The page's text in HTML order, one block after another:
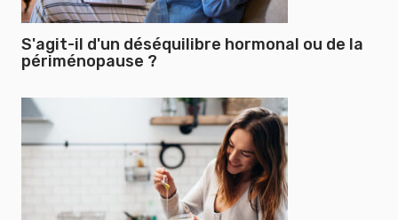
S'agit-il d'un déséquilibre hormonal ou de la
périménopause ?